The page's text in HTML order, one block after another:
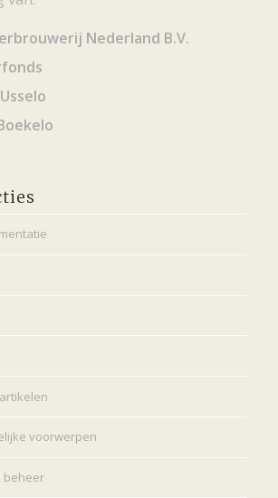
Nederland B.V.
voorwerpen
beheer